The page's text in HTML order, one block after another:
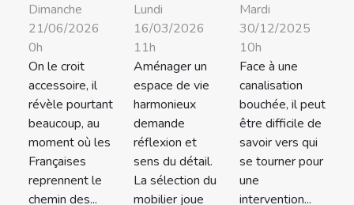
Dimanche
21/06/2026
0h
On le croit
accessoire, il
révèle pourtant
beaucoup, au
moment où les
Françaises
reprennent le
chemin des...
Lundi
16/03/2026
11h
Aménager un
espace de vie
harmonieux
demande
réflexion et
sens du détail.
La sélection du
mobilier joue
Mardi
30/12/2025
10h
Face à une
canalisation
bouchée, il peut
être difficile de
savoir vers qui
se tourner pour
une
intervention...